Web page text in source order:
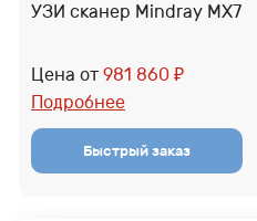
УЗИ сканер Mindray MX7
Цена от 981 860 ₽
Подробнее